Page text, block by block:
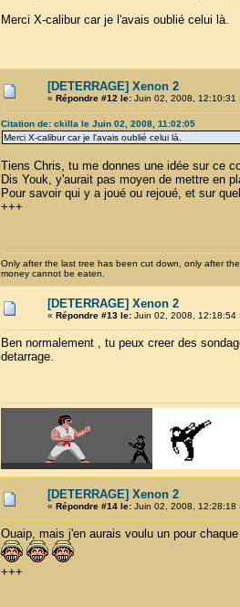
Merci X-calibur car je l'avais oublié celui là.
[DETERRAGE] Xenon 2
« Répondre #12 le:Juin 02, 2008, 12:10:31
Citation de: ckilla le Juin 02, 2008, 11:02:05
Merci X-calibur car je l'avais oublié celui là.
Tiens Chris, tu me donnes une idée sur ce
Dis Youk, y'aurait pas moyen de mettre en
Pour savoir qui y a joué ou rejoué, et sur
+++
Only after the last tree has been cut down, only after
money cannot be eaten.
[DETERRAGE] Xenon 2
« Répondre #13 le:Juin 02, 2008, 12:18:54
Ben normalement , tu peux creer des
detarrage.
[DETERRAGE] Xenon 2
« Répondre #14 le:Juin 02, 2008, 12:28:18
Ouaip, mais j'en aurais voulu un pour
+++